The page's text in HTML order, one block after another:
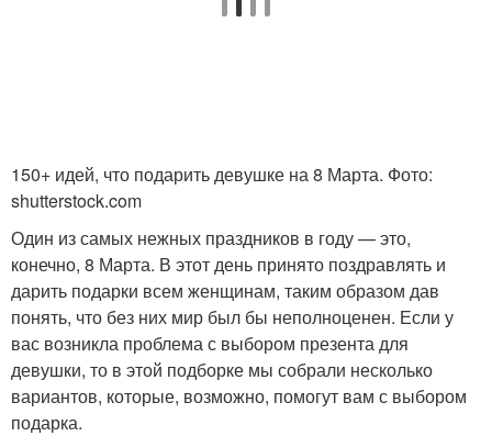
150+ идей, что подарить девушке на 8 Марта. Фото:
shutterstock.com
Один из самых нежных праздников в году — это,
конечно, 8 Марта. В этот день принято поздравлять и
дарить подарки всем женщинам, таким образом дав
понять, что без них мир был бы неполноценен. Если у
вас возникла проблема с выбором презента для
девушки, то в этой подборке мы собрали несколько
вариантов, которые, возможно, помогут вам с выбором
подарка.